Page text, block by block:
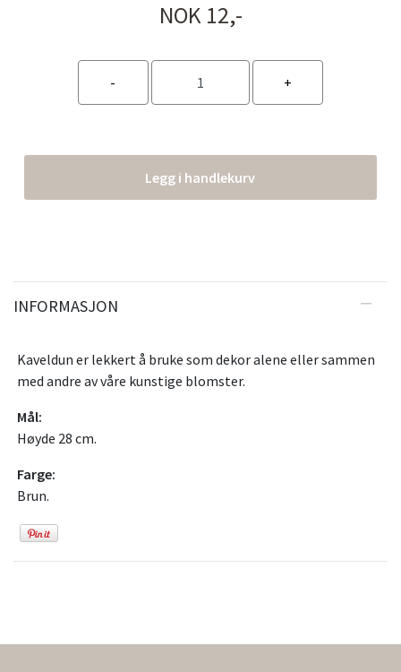
NOK 12,-
Legg i handlekurv
INFORMASJON
Kaveldun er lekkert å bruke som dekor alene eller sammen
med andre av våre kunstige blomster.
Mål:
Høyde 28 cm.
Farge:
Brun.